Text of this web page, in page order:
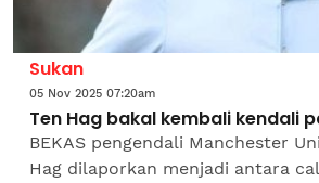
Sukan
05 Nov 2025 07:20am
Ten Hag bakal kembali kendali
BEKAS pengendali Manchester
Hag dilaporkan menjadi antara